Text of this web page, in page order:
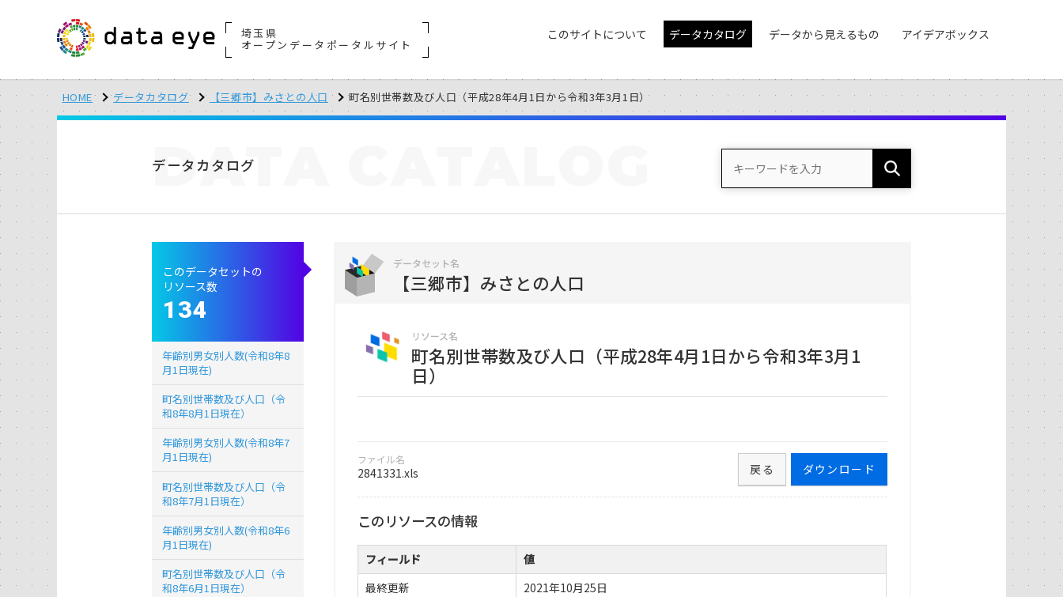
埼玉県
オープンデータポータルサイト
このサイトについて データカタログ データから見えるもの アイデアボックス
HOME データカタログ 【三郷市】みさとの人口 町名別世帯数及び人口（平成28年4月1日から令和3年3月1日）
データカタログ
DATA
データセット名
【三郷市】みさとの人口
リソース名
町名別世帯数及び人口（平成28年4月1日から令和3年3月1
日）
ファイル名
2841331.xls ダウンロード
戻る
このリソースの情報
フィールド
値
最終更新
2021年10月25日
このデータセットの
リソース数
134
年齢別男女別人数(令和8年8
月1日現在)
町名別世帯数及び人口（令
和8年8月1日現在）
年齢別男女別人数(令和8年7
月1日現在)
町名別世帯数及び人口（令
和8年7月1日現在）
年齢別男女別人数(令和8年6
月1日現在)
町名別世帯数及び人口（令
和8年6月1日現在）